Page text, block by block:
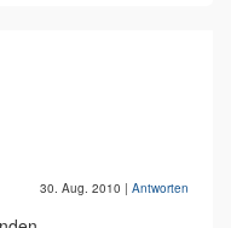
30. Aug. 2010 | Antworten